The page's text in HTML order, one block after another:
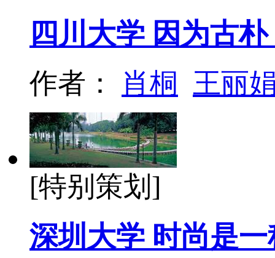
四川大学 因为古
作者： 肖桐 王丽
[特别策划]
深圳大学 时尚是